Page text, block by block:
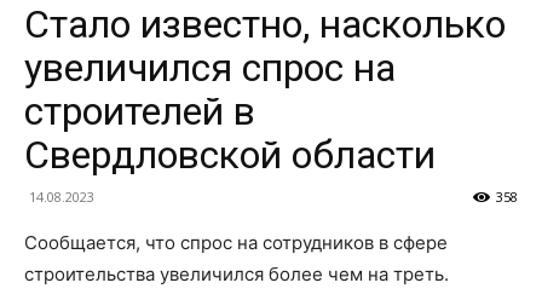
Стало известно, насколько
увеличился спрос на
строителей в
Свердловской области
14.08.2023 358
Сообщается, что спрос на сотрудников в сфере
строительства увеличился более чем на треть.